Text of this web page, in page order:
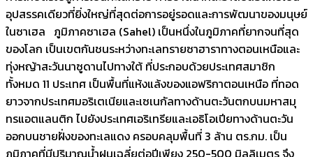
อุปสรรคเดียวที่ยิ่งใหญ่ที่สุดต่อการอยู่รอดและการพัฒนาของมนุษย์
ในซาเฮล ภูมิภาคซาเฮล (Sahel) เป็นหนึ่งในภูมิภาคที่ยากจนที่สุด
ของโลก เป็นเขตกันชนระหว่างทะเลทรายซาฮาราทางตอนเหนือและ
ทุ่งหญ้าสะวันนาซูดานไปทางใต้ ที่ประกอบด้วยประเทศสมาชิก
ทั้งหมด 11 ประเทศ เป็นพื้นที่แห้งแล้งของแอฟริกาตอนเหนือ ที่ทอด
ยาวจากประเทศมอริเตเนียและเซเนกัลทางด้านตะวันตกบนมหาสมุ
ทรแอตแลนติก ไปยังประเทศเอริเทรียและเอธิโอเปียทางด้านตะวัน
ออกบนชายฝั่งของทะเลแดง ครอบคลุมพื้นที่ 3 ล้าน ตร.กม. เป็น
ภูมิภาคที่มีปริมาณน้ำฝนเฉลี่ยต่อปีเพียง 250-500 มิลลิเมตร จึง